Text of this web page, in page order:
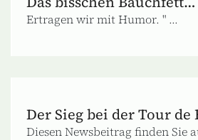
Ertragen wir mit Humor. " ...
Der Sieg bei der Tour de
Diesen Newsbeitrag finden Sie